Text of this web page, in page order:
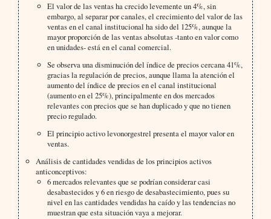
El valor de las ventas ha crecido levemente un 4%, sin
embargo, al separar por canales, el crecimiento del valor de las
ventas en el canal institucional ha sido del 125%, aunque la
mayor proporción de las ventas absolutas -tanto en valor como
en unidades- está en el canal comercial.
Se observa una disminución del índice de precios cercana 41%,
gracias la regulación de precios, aunque llama la atención el
aumento del índice de precios en el canal institucional
(aumento en el 25%), principalmente en dos mercados
relevantes con precios que se han duplicado y que no tienen
precio regulado.
El principio activo levonorgestrel presenta el mayor valor en
ventas.
Análisis de cantidades vendidas de los principios activos
anticonceptivos:
6 mercados relevantes que se podrían considerar casi
desabastecidos y 6 en riesgo de desabastecimiento, pues su
nivel en las cantidades vendidas ha caído y las tendencias no
muestran que esta situación vaya a mejorar.